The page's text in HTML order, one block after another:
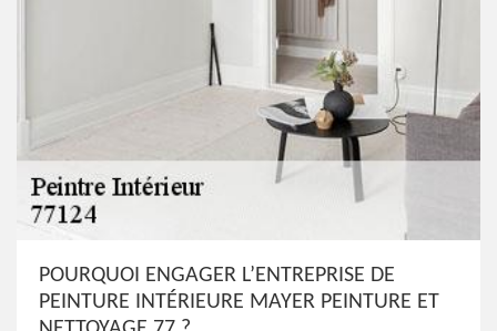
POURQUOI ENGAGER L’ENTREPRISE DE
PEINTURE INTÉRIEURE MAYER PEINTURE ET